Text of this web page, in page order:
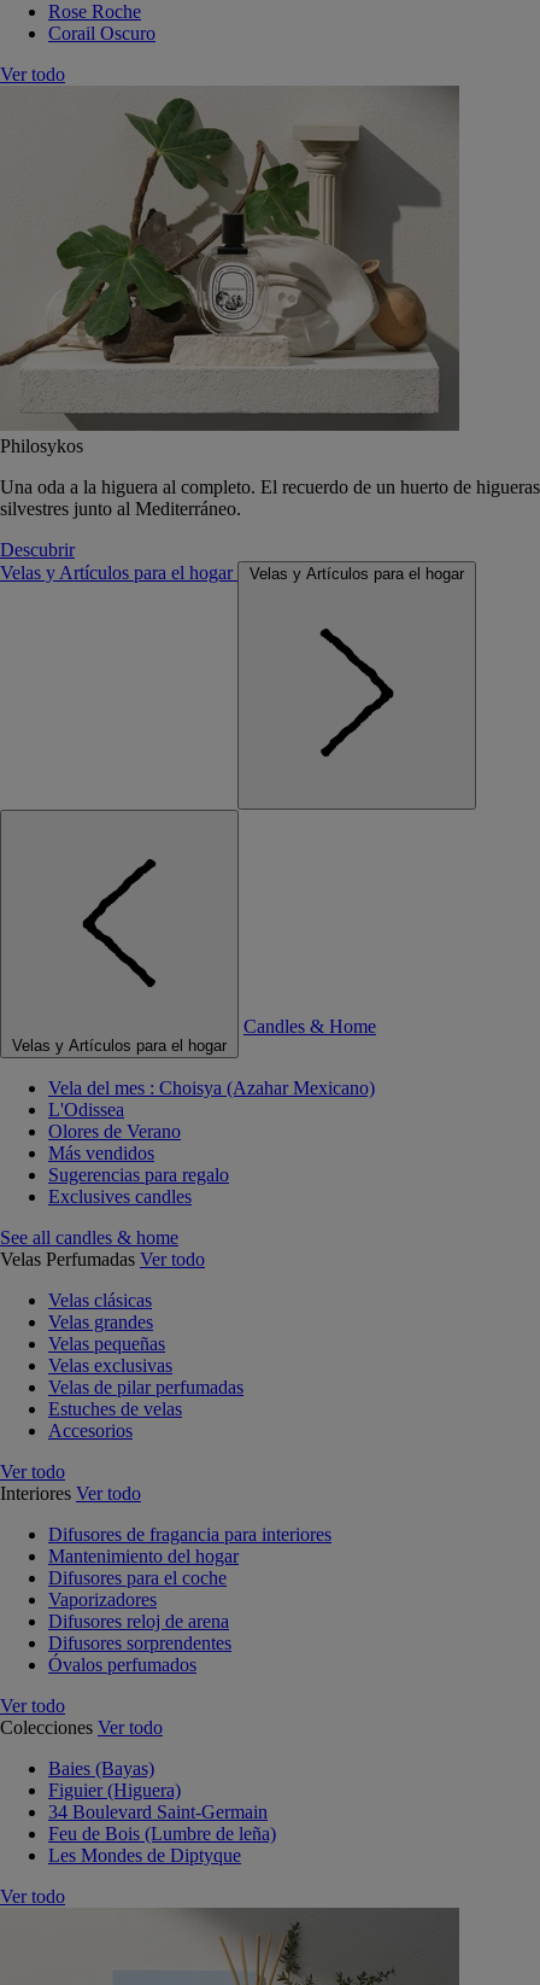
Rose Roche
Corail Oscuro
Ver todo
Philosykos
Una oda a la higuera al completo. El recuerdo de un huerto de higueras
silvestres junto al Mediterráneo.
Descubrir
Velas y Artículos para el hogar
Velas y Artículos para el hogar
Velas y Artículos para el hogar
Candles & Home
Vela del mes : Choisya (Azahar Mexicano)
L'Odissea
Olores de Verano
Más vendidos
Sugerencias para regalo
Exclusives candles
See all candles & home
Velas Perfumadas Ver todo
Velas clásicas
Velas grandes
Velas pequeñas
Velas exclusivas
Velas de pilar perfumadas
Estuches de velas
Accesorios
Ver todo
Interiores Ver todo
Difusores de fragancia para interiores
Mantenimiento del hogar
Difusores para el coche
Vaporizadores
Difusores reloj de arena
Difusores sorprendentes
Óvalos perfumados
Ver todo
Colecciones Ver todo
Baies (Bayas)
Figuier (Higuera)
34 Boulevard Saint-Germain
Feu de Bois (Lumbre de leña)
Les Mondes de Diptyque
Ver todo